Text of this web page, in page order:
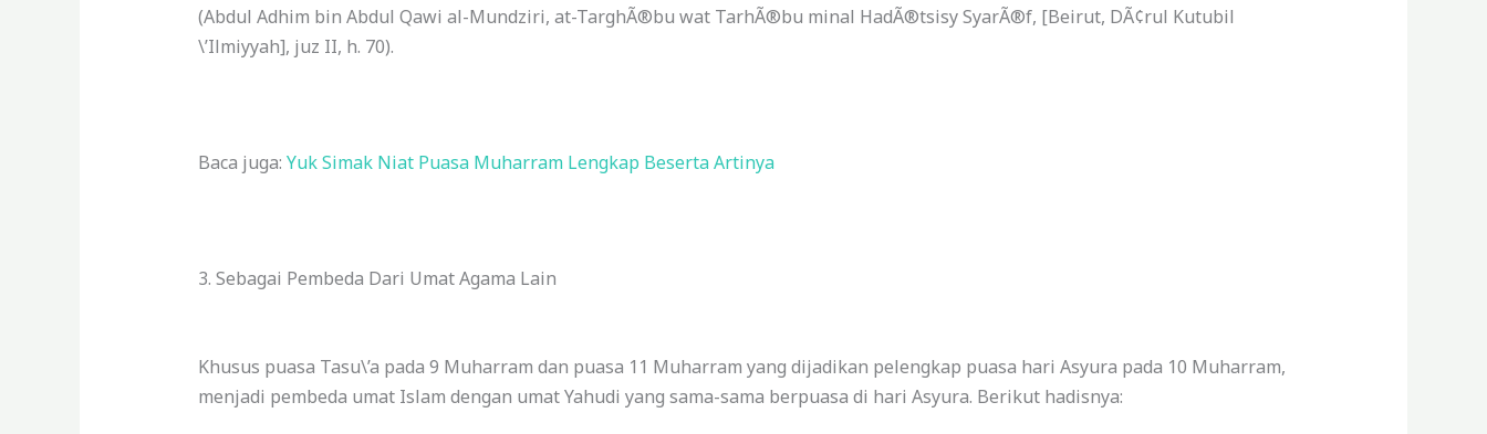
(Abdul Adhim bin Abdul Qawi al-Mundziri, at-TarghÃ®bu wat TarhÃ®bu minal HadÃ®tsisy SyarÃ®f, [Beirut, DÃ¢rul Kutubil
\’Ilmiyyah], juz II, h. 70).
Baca juga: Yuk Simak Niat Puasa Muharram Lengkap Beserta Artinya
3. Sebagai Pembeda Dari Umat Agama Lain
Khusus puasa Tasu\’a pada 9 Muharram dan puasa 11 Muharram yang dijadikan pelengkap puasa hari Asyura pada 10 Muharram,
menjadi pembeda umat Islam dengan umat Yahudi yang sama-sama berpuasa di hari Asyura. Berikut hadisnya: